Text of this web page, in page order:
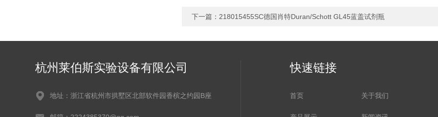
下一篇： 218015455SC德国肖特Duran/Schott GL45蓝盖试剂瓶
杭州莱伯斯实验设备有限公司
地址：浙江省杭州市拱墅区北部软件园香槟之约园B座
快速链接
首页 关于我们